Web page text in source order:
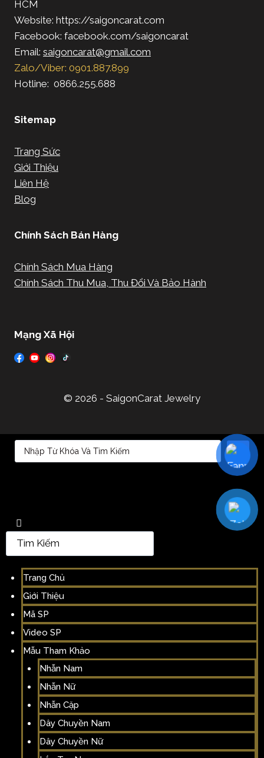
HCM
Website: https://saigoncarat.com
Facebook: facebook.com/saigoncarat
Email: saigoncarat@gmail.com
Zalo/Viber: 0901.887.899
Hotline: 0866.255.688
Sitemap
Trang Sức
Giới Thiệu
Liên Hệ
Blog
Chính Sách Bán Hàng
Chính Sách Mua Hàng
Chính Sách Thu Mua, Thu Đổi Và Bảo Hành
Mạng Xã Hội
© 2026 - SaigonCarat Jewelry
Trang Chủ
Giới Thiệu
Mã SP
Video SP
Mẫu Tham Khảo
Nhẫn Nam
Nhẫn Nữ
Nhẫn Cặp
Dây Chuyền Nam
Dây Chuyền Nữ